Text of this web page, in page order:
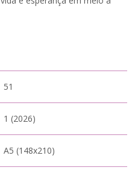
51
1 (2026)
A5 (148x210)